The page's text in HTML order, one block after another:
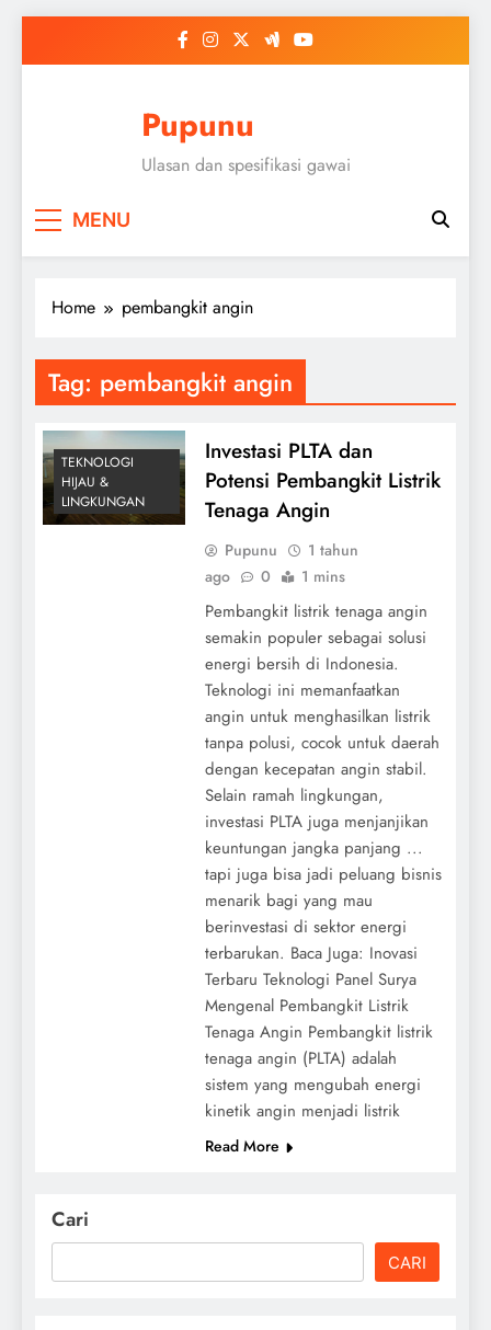
Pupunu
Ulasan dan spesifikasi gawai
MENU
Home pembangkit angin
Tag: pembangkit angin
TEKNOLOGI
HIJAU &
LINGKUNGAN
Investasi PLTA dan
Potensi Pembangkit Listrik
Tenaga Angin
Pupunu
1 tahun
ago
0 1 mins
Pembangkit listrik tenaga angin
semakin populer sebagai solusi
energi bersih di Indonesia.
Teknologi ini memanfaatkan
angin untuk menghasilkan listrik
tanpa polusi, cocok untuk daerah
dengan kecepatan angin stabil.
Selain ramah lingkungan,
investasi PLTA juga menjanjikan
keuntungan jangka panjang ...
tapi juga bisa jadi peluang bisnis
menarik bagi yang mau
berinvestasi di sektor energi
terbarukan. Baca Juga: Inovasi
Terbaru Teknologi Panel Surya
Mengenal Pembangkit Listrik
Tenaga Angin Pembangkit listrik
tenaga angin (PLTA) adalah
sistem yang mengubah energi
kinetik angin menjadi listrik
Read More
Cari
CARI